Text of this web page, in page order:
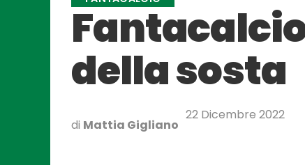
della sosta
di Mattia Gigliano
22 Dicembre 2022